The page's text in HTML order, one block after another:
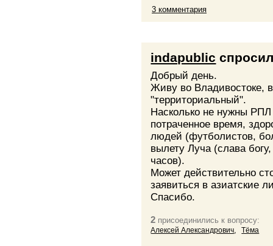
3 комментария
indapublic
Добрый день.
Живу во Владивостоке,
"территориальный".
Насколько не нужны
потраченное время,
людей (футболистов,
вылету Луча (слава
часов).
Может действительно
заявиться в азиатские
Спасибо.
2 присоединились к вопросу:
Алексей Александрович Тёма